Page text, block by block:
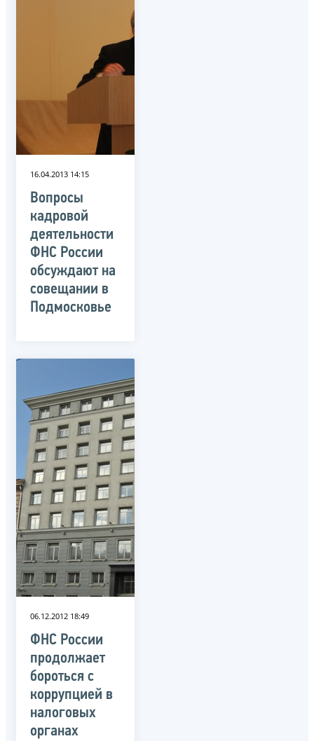
16.04.2013 14:15
Вопросы
кадровой
деятельности
ФНС России
обсуждают на
совещании в
Подмосковье
06.12.2012 18:49
ФНС России
продолжает
бороться с
коррупцией в
налоговых
органах